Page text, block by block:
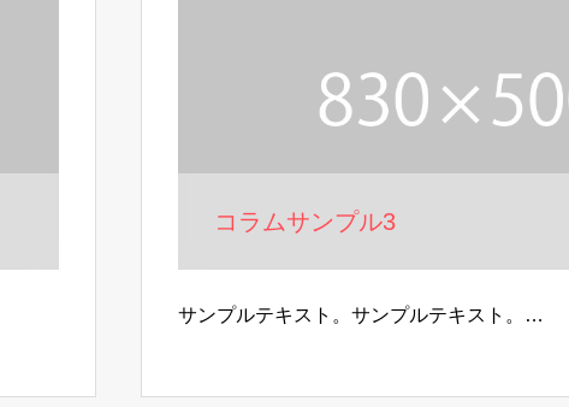
コラムサンプル3
サンプルテキスト。サンプルテキスト。…